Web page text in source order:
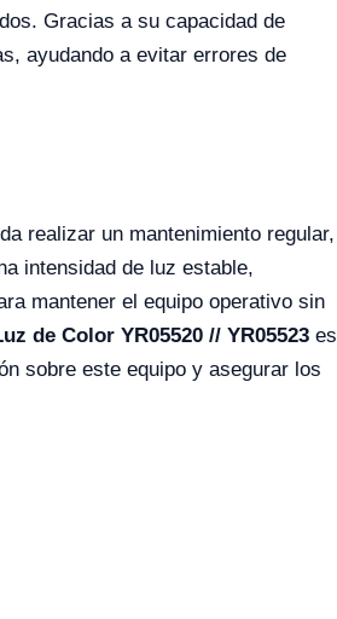
Gracias a su capacidad de
ayudando a evitar errores de
realizar un mantenimiento regular,
intensidad de luz estable,
mantener el equipo operativo sin
de Color YR05520 // YR05523 es
sobre este equipo y asegurar los